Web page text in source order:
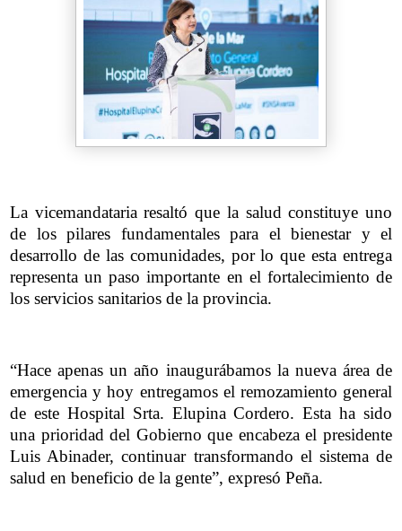
La vicemandataria resaltó que la salud constituye uno
de los pilares fundamentales para el bienestar y el
desarrollo de las comunidades, por lo que esta entrega
representa un paso importante en el fortalecimiento de
los servicios sanitarios de la provincia.
“Hace apenas un año inaugurábamos la nueva área de
emergencia y hoy entregamos el remozamiento general
de este Hospital Srta. Elupina Cordero. Esta ha sido
una prioridad del Gobierno que encabeza el presidente
Luis Abinader, continuar transformando el sistema de
salud en beneficio de la gente”, expresó Peña.